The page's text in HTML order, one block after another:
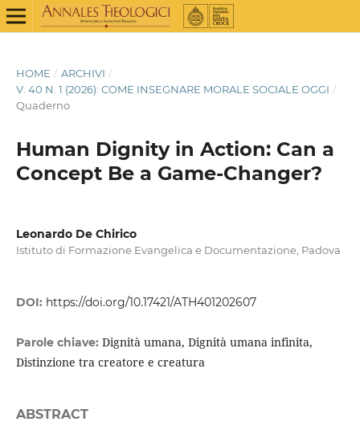
HOME / ARCHIVI /
V. 40 N. 1 (2026): COME INSEGNARE MORALE SOCIALE OGGI /
Quaderno
Human Dignity in Action: Can a
Concept Be a Game-Changer?
Leonardo De Chirico
Istituto di Formazione Evangelica e Documentazione, Padova
DOI: https://doi.org/10.17421/ATH401202607
Parole chiave: Dignità umana, Dignità umana infinita,
Distinzione tra creatore e creatura
ABSTRACT